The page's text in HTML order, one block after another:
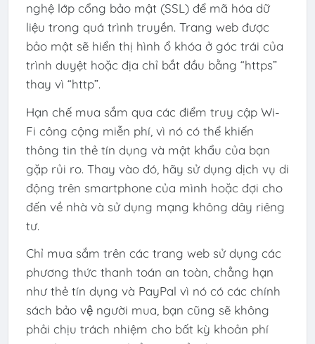
nghệ lớp cổng bảo mật (SSL) để mã hóa dữ
liệu trong quá trình truyền. Trang web được
bảo mật sẽ hiển thị hình ổ khóa ở góc trái của
trình duyệt hoặc địa chỉ bắt đầu bằng “https”
thay vì “http”.
Hạn chế mua sắm qua các điểm truy cập Wi-
Fi công cộng miễn phí, vì nó có thể khiến
thông tin thẻ tín dụng và mật khẩu của bạn
gặp rủi ro. Thay vào đó, hãy sử dụng dịch vụ di
động trên smartphone của mình hoặc đợi cho
đến về nhà và sử dụng mạng không dây riêng
tư.
Chỉ mua sắm trên các trang web sử dụng các
phương thức thanh toán an toàn, chẳng hạn
như thẻ tín dụng và PayPal vì nó có các chính
sách bảo vệ người mua, bạn cũng sẽ không
phải chịu trách nhiệm cho bất kỳ khoản phí